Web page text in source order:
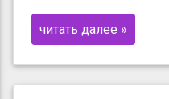
читать далее »